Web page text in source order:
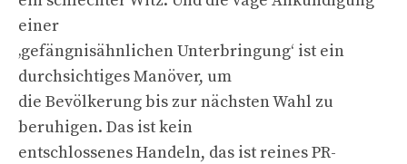
einer
‚gefängnisähnlichen Unterbringung‘ ist ein
durchsichtiges Manöver, um
die Bevölkerung bis zur nächsten Wahl zu
beruhigen. Das ist kein
entschlossenes Handeln, das ist reines PR-